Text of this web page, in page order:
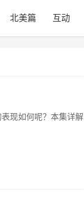
北美篇 互动
现如何呢？本集详解